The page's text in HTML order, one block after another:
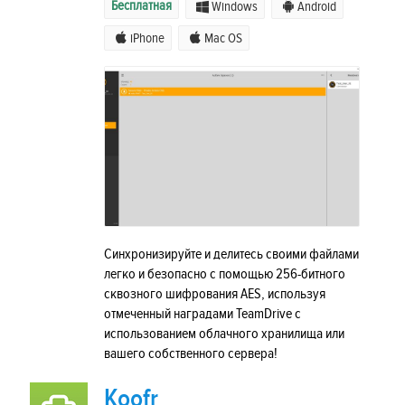
Бесплатная Windows Android
iPhone Mac OS
Синхронизируйте и делитесь своими файлами
легко и безопасно с помощью 256-битного
сквозного шифрования AES, используя
отмеченный наградами TeamDrive с
использованием облачного хранилища или
вашего собственного сервера!